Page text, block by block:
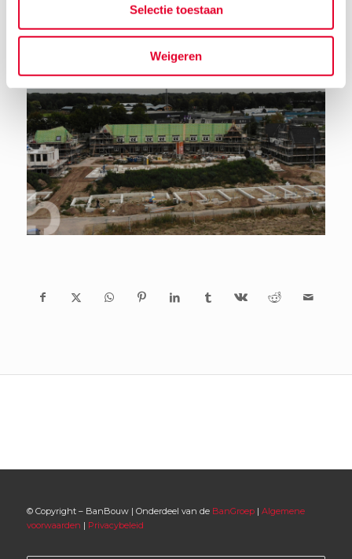
Selectie toestaan
Weigeren
© Copyright – BanBouw | Onderdeel van de BanGroep| Algemene
voorwaarden | Privacybeleid